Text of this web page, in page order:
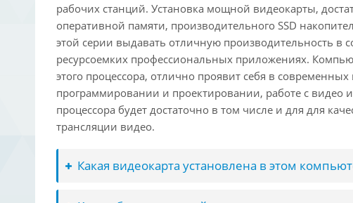
рабочих станций. Установка мощной видеокарты,
оперативной памяти, производительного SSD
этой серии выдавать отличную производительность в
ресурсоемких профессиональных приложениях.
этого процессора, отлично проявит себя в современных
программировании и проектировании, работе с видео
процессора будет достаточно в том числе и для для
трансляции видео.
Какая видеокарта установлена в этом